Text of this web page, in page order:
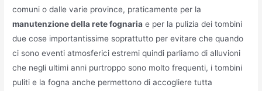
comuni o dalle varie province, praticamente per la
manutenzione della rete fognaria e per la pulizia dei tombini
due cose importantissime soprattutto per evitare che quando
ci sono eventi atmosferici estremi quindi parliamo di alluvioni
che negli ultimi anni purtroppo sono molto frequenti, i tombini
puliti e la fogna anche permettono di accogliere tutta